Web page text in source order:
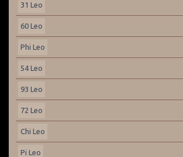
31 Leo
60 Leo
Phi Leo
54 Leo
93 Leo
72 Leo
Chi Leo
Pi Leo